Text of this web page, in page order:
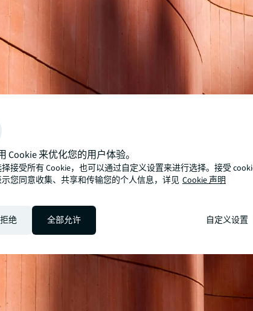
Cookie 来优化您的用户体验。
接受所有 Cookie，也可以通过自定义设置来进行选择。接受
您同意收集、共享和传输您的个人信息，详见 Cookie 声明
绝 全部允许 自定义设置